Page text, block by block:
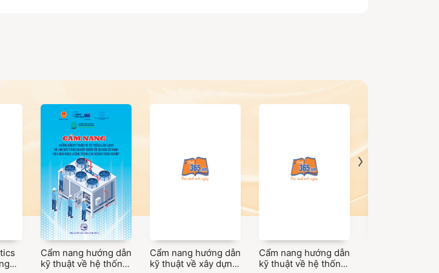
Cẩm nang hướng dẫn
kỹ thuật về hệ thống
Cẩm nang hướng dẫn
kỹ thuật về xây dựng
Cẩm nang hướng dẫn
kỹ thuật về hệ thống